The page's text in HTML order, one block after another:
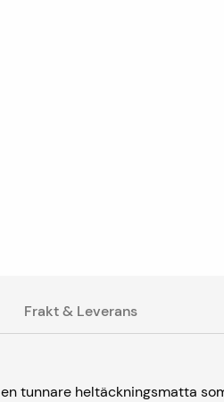
Frakt & Leverans
tunnare heltäckningsmatta